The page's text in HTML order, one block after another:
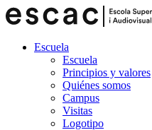
Escuela
Escuela
Principios y valores
Quiénes somos
Campus
Visitas
Logotipo